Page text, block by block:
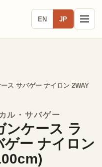
EN JP
ス サバゲー ナイロン 2WAY
ル・サバゲー
ケース ラ
ー ナイロン